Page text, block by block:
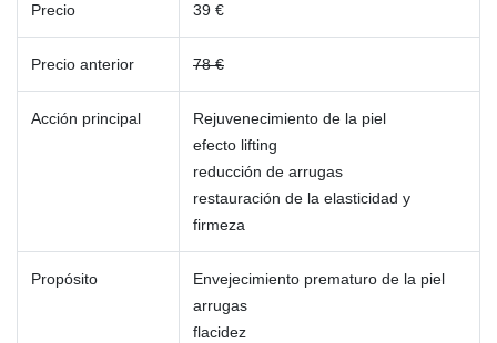
Precio 39 €
Precio anterior 78 €
Acción principal
Rejuvenecimiento de la piel
efecto lifting
reducción de arrugas
restauración de la elasticidad y
firmeza
Propósito
Envejecimiento prematuro de la piel
arrugas
flacidez